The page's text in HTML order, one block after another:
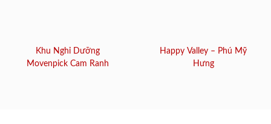
Khu Nghỉ Dưỡng
Movenpick Cam Ranh
Happy Valley – Phú Mỹ
Hưng